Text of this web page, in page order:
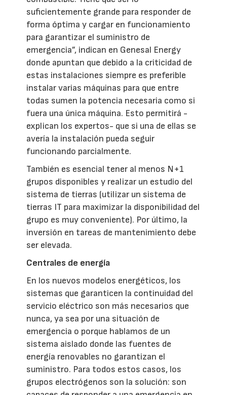
suficientemente grande para responder de
forma óptima y cargar en funcionamiento
para garantizar el suministro de
emergencia”, indican en Genesal Energy
donde apuntan que debido a la criticidad de
estas instalaciones siempre es preferible
instalar varias máquinas para que entre
todas sumen la potencia necesaria como si
fuera una única máquina. Esto permitirá -
explican los expertos- que si una de ellas se
avería la instalación pueda seguir
funcionando parcialmente.
También es esencial tener al menos N+1
grupos disponibles y realizar un estudio del
sistema de tierras (utilizar un sistema de
tierras IT para maximizar la disponibilidad del
grupo es muy conveniente). Por último, la
inversión en tareas de mantenimiento debe
ser elevada.
Centrales de energía
En los nuevos modelos energéticos, los
sistemas que garanticen la continuidad del
servicio eléctrico son más necesarios que
nunca, ya sea por una situación de
emergencia o porque hablamos de un
sistema aislado donde las fuentes de
energía renovables no garantizan el
suministro. Para todos estos casos, los
grupos electrógenos son la solución: son